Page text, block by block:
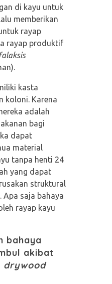
di kayu untuk
memberikan
rayap
rayap produktif
kasta
koloni. Karena
adalah
bagi
dapat
material
tanpa henti 24
yang dapat
struktural
Apa saja bahaya
rayap kayu
bahaya
akibat
drywood